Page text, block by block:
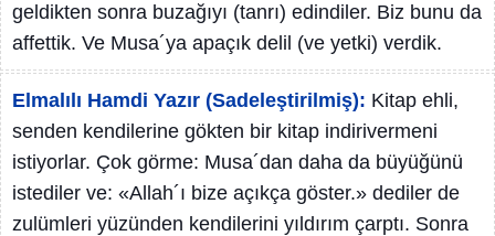
geldikten sonra buzağıyı (tanrı) edindiler. Biz bunu da
affettik. Ve Musa´ya apaçık delil (ve yetki) verdik.
Elmalılı Hamdi Yazır (Sadeleştirilmiş): Kitap ehli,
senden kendilerine gökten bir kitap indirivermeni
istiyorlar. Çok görme: Musa´dan daha da büyüğünü
istediler ve: «Allah´ı bize açıkça göster.» dediler de
zulümleri yüzünden kendilerini yıldırım çarptı. Sonra